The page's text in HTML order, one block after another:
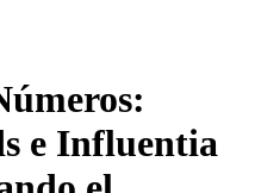
e Influentia